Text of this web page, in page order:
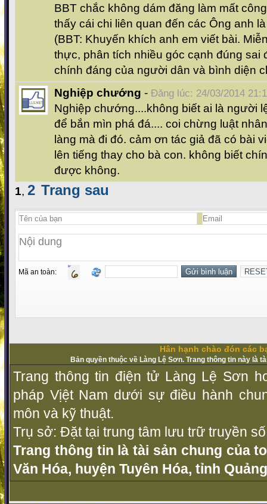
BBT chắc không dám đăng làm mất
thấy cái chi liên quan đến các Ông anh
(BBT: Khuyến khích anh em viết bài.
thực, phân tích nhiều góc cạnh đúng sai
chính đáng của người dân và bình diện
Nghiệp chướng - Đăng lúc: 24/03/2014
Nghiệp chướng....không biết ai là người
để bắn mìn phá đá.... coi chừng luật
làng mà đi đó. cảm ơn tác giả đã có bài
lên tiếng thay cho bà con. không biết
được không.
1, 2 Trang sau
Mã an toàn:
Hân hạnh chào đón các
Bản quyền thuộc về Làng Lệ Sơn. Trang thông tin này là
Trang thông tin điện tử Làng Lệ Sơn
pháp Vịệt Nam dưới sự điều hành
môn và kỹ thuật.
Trụ sở: Đặt tại trung tâm lưu trữ truyền
Trang thông tin là tài sản chung của
Văn Hóa, huyện Tuyên Hóa, tỉnh